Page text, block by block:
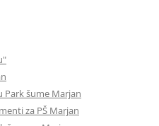
šume Marjan
za PŠ Marjan